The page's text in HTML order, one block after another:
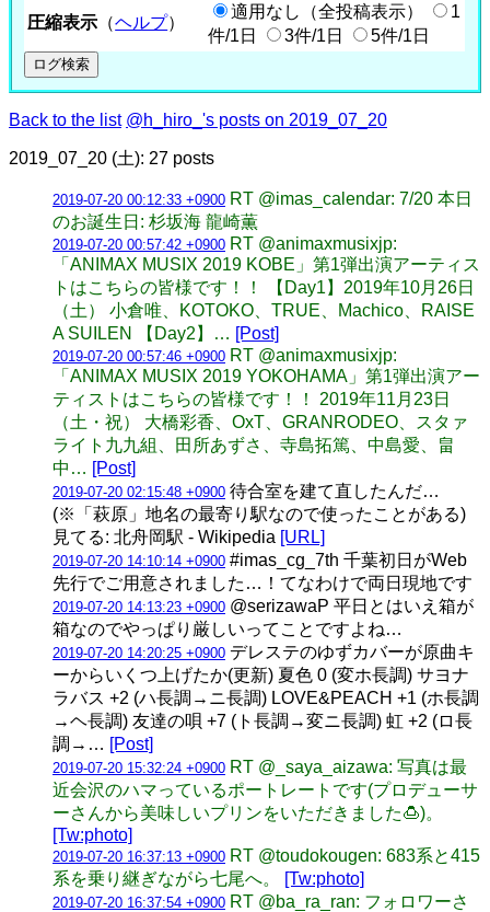
圧縮表示 （ヘルプ）
適用なし（全投稿表示）
1
件/1日
3件/1日 5件/1日
Back to the list @h_hiro_'s posts on 2019_07_20
2019_07_20 (土): 27 posts
2019-07-20 00:12:33 +0900 RT @imas_calendar: 7/20 本日
のお誕生日: 杉坂海 龍崎薫
2019-07-20 00:57:42 +0900 RT @animaxmusixjp:
「ANIMAX MUSIX 2019 KOBE」第1弾出演アーティス
トはこちらの皆様です！！ 【Day1】2019年10月26日
（土） 小倉唯、KOTOKO、TRUE、Machico、RAISE
A SUILEN 【Day2】… [Post]
2019-07-20 00:57:46 +0900 RT @animaxmusixjp:
「ANIMAX MUSIX 2019 YOKOHAMA」第1弾出演アー
ティストはこちらの皆様です！！ 2019年11月23日
（土・祝） 大橋彩香、OxT、GRANRODEO、スタァ
ライト九九組、田所あずさ、寺島拓篤、中島愛、畠
中… [Post]
2019-07-20 02:15:48 +0900 待合室を建て直したんだ…
(※「萩原」地名の最寄り駅なので使ったことがある)
見てる: 北舟岡駅 - Wikipedia [URL]
2019-07-20 14:10:14 +0900 #imas_cg_7th 千葉初日がWeb
先行でご用意されました…！てなわけで両日現地です
2019-07-20 14:13:23 +0900 @serizawaP 平日とはいえ箱が
箱なのでやっぱり厳しいってことですよね…
2019-07-20 14:20:25 +0900 デレステのゆずカバーが原曲キ
ーからいくつ上げたか(更新) 夏色 0 (変ホ長調) サヨナ
ラバス +2 (ハ長調→ニ長調) LOVE&PEACH +1 (ホ長調
→ヘ長調) 友達の唄 +7 (ト長調→変ニ長調) 虹 +2 (ロ長
調→… [Post]
2019-07-20 15:32:24 +0900 RT @_saya_aizawa: 写真は最
近会沢のハマっているポートレートです(プロデューサ
ーさんから美味しいプリンをいただきました🍮)。
[Tw:photo]
2019-07-20 16:37:13 +0900 RT @toudokougen: 683系と415
系を乗り継ぎながら七尾へ。
[Tw:photo]
2019-07-20 16:37:54 +0900 RT @ba_ra_ran: フォロワーさ